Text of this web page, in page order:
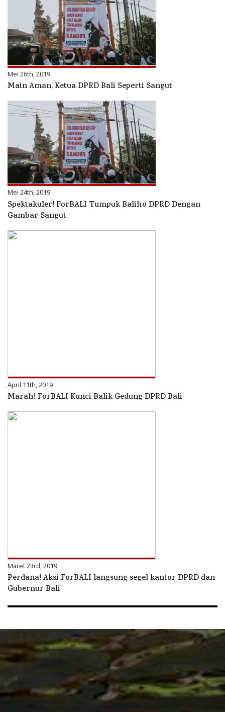
Mei 26th, 2019
Main Aman, Ketua DPRD Bali Seperti Sangut
Mei 24th, 2019
Spektakuler! ForBALI Tumpuk Baliho DPRD Dengan
Gambar Sangut
April 11th, 2019
Marah! ForBALI Kunci Balik Gedung DPRD Bali
Maret 23rd, 2019
Perdana! Aksi ForBALI langsung segel kantor DPRD dan
Gubernur Bali